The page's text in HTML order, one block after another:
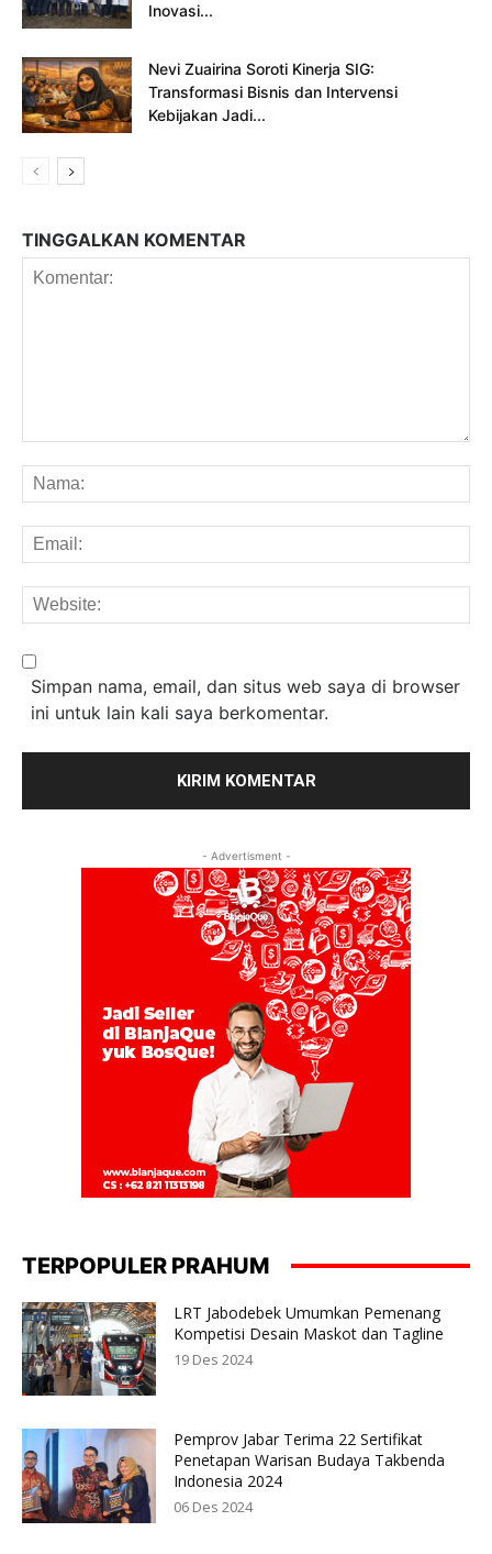
Inovasi...
Nevi Zuairina Soroti Kinerja SIG:
Transformasi Bisnis dan Intervensi
Kebijakan Jadi...
TINGGALKAN KOMENTAR
Simpan nama, email, dan situs web saya di browser
ini untuk lain kali saya berkomentar.
- Advertisment -
TERPOPULER PRAHUM
LRT Jabodebek Umumkan Pemenang
Kompetisi Desain Maskot dan Tagline
19 Des 2024
Pemprov Jabar Terima 22 Sertifikat
Penetapan Warisan Budaya Takbenda
Indonesia 2024
06 Des 2024